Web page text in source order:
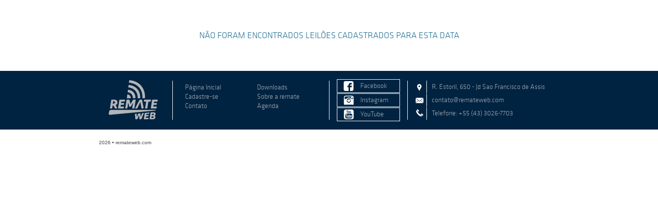
NÃO FORAM ENCONTRADOS LEILÕES CADASTRADOS PARA ESTA DATA
Página Inicial
Downloads
Cadastre-se
Sobre a remate
Contato
Agenda
Facebook
Instagram
YouTube
R. Estoril, 650 - Jd Sao Francisco de Assis
contato@remateweb.com
Telefone: +55 (43) 3026-7703
2026 • remateweb.com